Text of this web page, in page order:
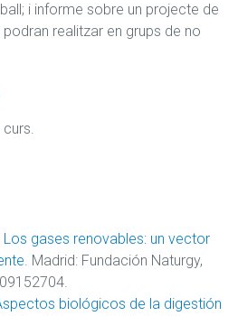
i informe sobre un projecte de
realitzar en grups de no
Los gases renovables: un vector
Madrid: Fundación Naturgy,
biológicos de la digestión